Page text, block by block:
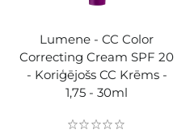
Lumene - CC Color
Correcting Cream SPF 20
- Koriģējošs CC Krēms -
1,75 - 30ml